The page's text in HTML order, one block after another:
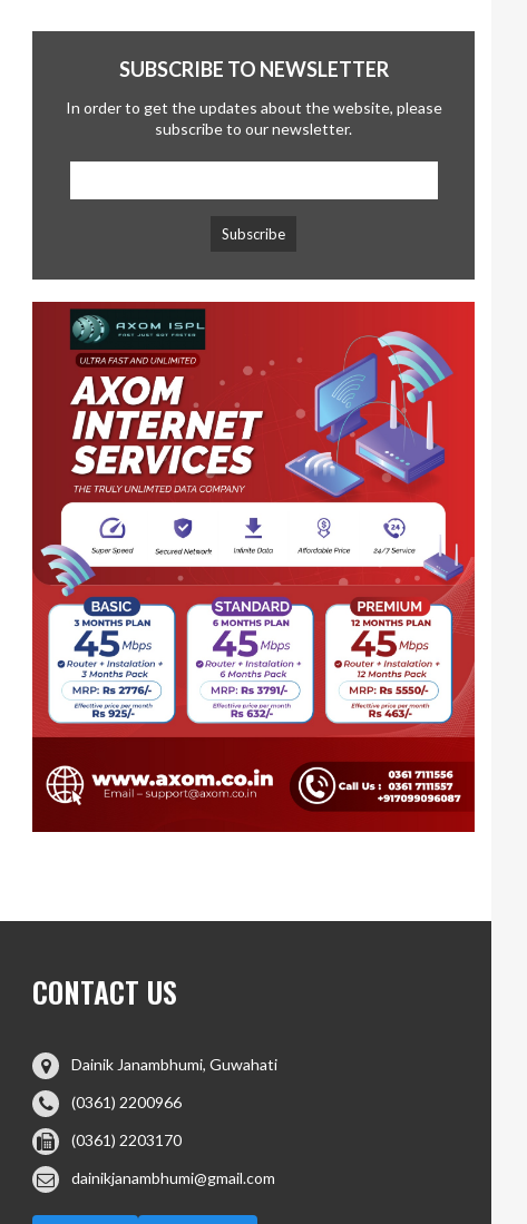
SUBSCRIBE TO NEWSLETTER
In order to get the updates about the website, please
subscribe to our newsletter.
CONTACT US
Dainik Janambhumi, Guwahati
(0361) 2200966
(0361) 2203170
dainikjanambhumi@gmail.com